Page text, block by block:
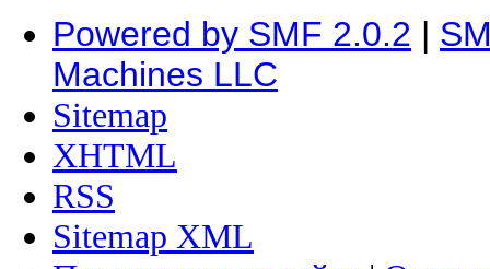
Powered by SMF 2.0.2 |
Machines LLC
Sitemap
XHTML
RSS
Sitemap XML